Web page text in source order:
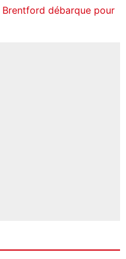
débarque pour